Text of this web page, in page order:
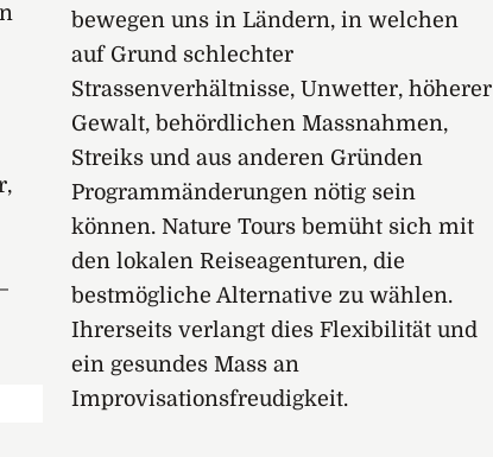
bewegen uns in Ländern, in welchen
auf Grund schlechter
Strassenverhältnisse, Unwetter, höherer
Gewalt, behördlichen Massnahmen,
Streiks und aus anderen Gründen
Programmänderungen nötig sein
können. Nature Tours bemüht sich mit
den lokalen Reiseagenturen, die
bestmögliche Alternative zu wählen.
Ihrerseits verlangt dies Flexibilität und
ein gesundes Mass an
Improvisationsfreudigkeit.